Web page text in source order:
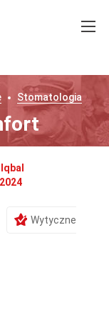
Stomatologia
Wytyczne